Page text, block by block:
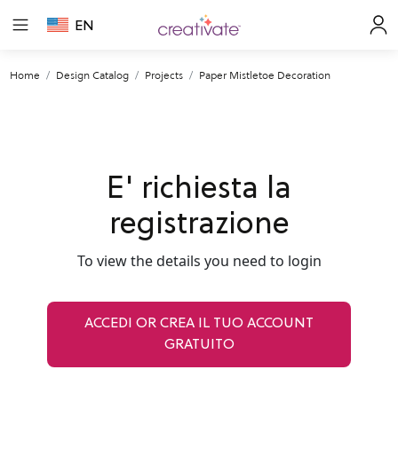
EN
Home Design Catalog Projects Paper Mistletoe Decoration
E' richiesta la
registrazione
To view the details you need to login
ACCEDI OR CREA IL TUO ACCOUNT
GRATUITO